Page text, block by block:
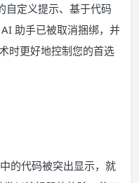
自定义提示、基于代码
助手已被取消捆绑，并
时更好地控制您的首选
的代码被突出显示，就